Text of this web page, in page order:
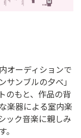
オーディションで
ンブルの夕べ」
のもと、作品の背
楽器による室内楽
ック音楽に親しみ